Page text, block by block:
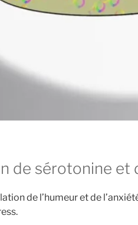
de sérotonine et
de l’humeur et de